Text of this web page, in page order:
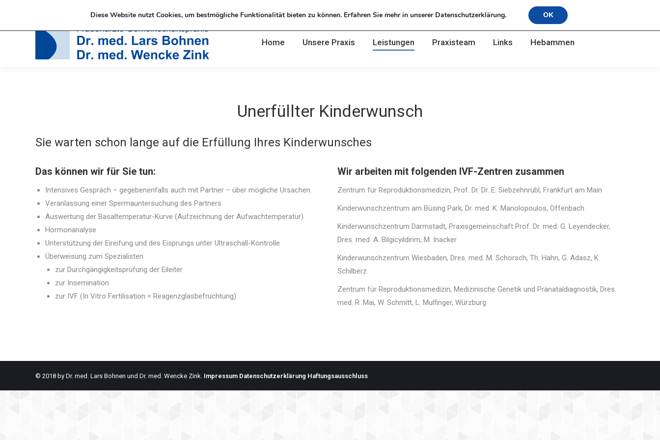
Home Unsere Praxis Leistungen Praxisteam Links Hebammen
Unerfüllter Kinderwunsch
Sie warten schon lange auf die Erfüllung Ihres Kinderwunsches
Das können wir für Sie tun:
Intensives Gespräch – gegebenenfalls auch mit Partner – über mögliche Ursachen.
Veranlassung einer Spermauntersuchung des Partners
Auswertung der Basaltemperatur-Kurve (Aufzeichnung der Aufwachtemperatur)
Hormonanalyse
Unterstützung der Eireifung und des Eisprungs unter Ultraschall-Kontrolle
Überweisung zum Spezialisten
zur Durchgängigkeitsprüfung der Eileiter
zur Insemination
zur IVF (In Vitro Fertilisation = Reagenzglasbefruchtung)
Wir arbeiten mit folgenden IVF-Zentren zusammen
Zentrum für Reproduktionsmedizin, Prof. Dr. Dr. E. Siebzehnrübl, Frankfurt am Main
Kinderwunschzentrum am Büsing Park, Dr. med. K. Manolopoulos, Offenbach
Kinderwunschzentrum Darmstadt, Praxisgemeinschaft Prof. Dr. med. G. Leyendecker,
Dres. med. A. Bilgicyildirim, M. Inacker
Kinderwunschzentrum Wiesbaden, Dres. med. M. Schorsch, Th. Hahn, G. Adasz, K.
Schilberz
Zentrum für Reproduktionsmedizin, Medizinische Genetik und Pränataldiagnostik, Dres.
med. R. Mai, W. Schmitt, L. Mulfinger, Würzburg
© 2018 by Dr. med. Lars Bohnen und Dr. med. Wencke Zink. Impressum Datenschutzerklärung Haftungsausschluss
Diese Website nutzt Cookies, um bestmögliche Funktionalität bieten zu können. Erfahren Sie mehr in unserer Datenschutzerklärung. OK
Hebammen